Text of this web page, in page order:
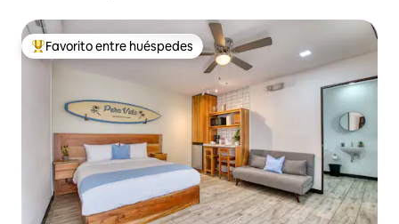
Favorito entre huéspedes preferido
Favorito entre huéspedes